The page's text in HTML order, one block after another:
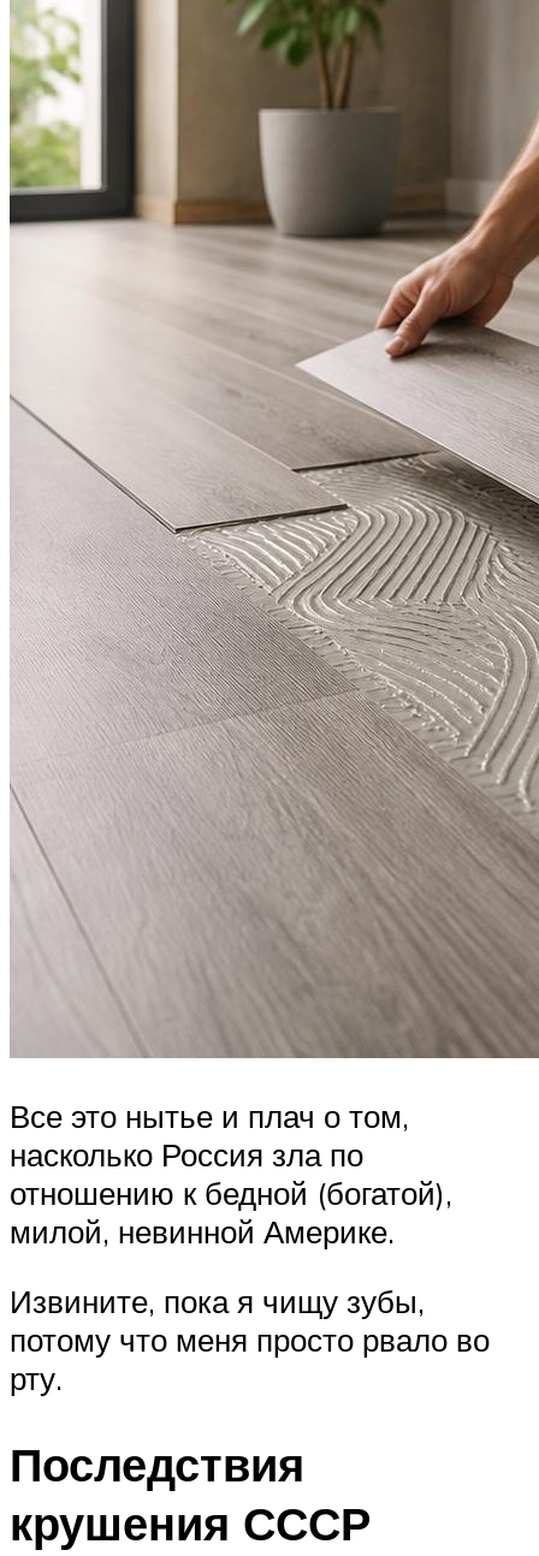
Все это нытье и плач о том,
насколько Россия зла по
отношению к бедной (богатой),
милой, невинной Америке.
Извините, пока я чищу зубы,
потому что меня просто рвало во
рту.
Последствия
крушения СССР